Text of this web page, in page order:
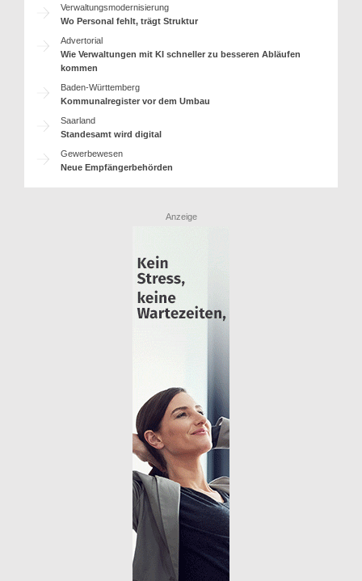
Verwaltungsmodernisierung
Wo Personal fehlt, trägt Struktur
Advertorial
Wie Verwaltungen mit KI schneller zu besseren Abläufen
kommen
Baden-Württemberg
Kommunalregister vor dem Umbau
Saarland
Standesamt wird digital
Gewerbewesen
Neue Empfängerbehörden
Anzeige